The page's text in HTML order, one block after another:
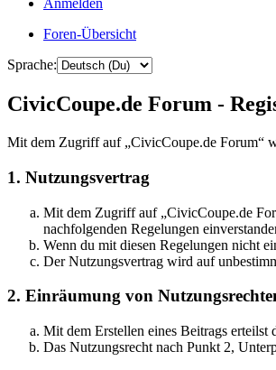
Anmelden
Foren-Übersicht
Sprache:
CivicCoupe.de Forum -
Mit dem Zugriff auf „CivicCoupe.de Forum“
1. Nutzungsvertrag
Mit dem Zugriff auf „CivicCoupe.de
nachfolgenden Regelungen
Wenn du mit diesen Regelungen nicht
Der Nutzungsvertrag wird auf
2. Einräumung von
Mit dem Erstellen eines Beitrags erteilst
Das Nutzungsrecht nach Punkt 2,